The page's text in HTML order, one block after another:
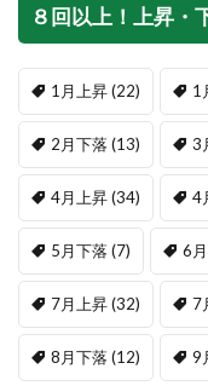
８回以上！上昇・
1月上昇(22) 1
2月下落 (13) 3
4月上昇(34) 4
5月下落 (7) 6
7月上昇(32) 7
8月下落 (12) 9